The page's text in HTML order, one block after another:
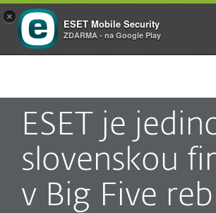
ESET je
slovenskou
v Big Five
×
ESET Mobile Security
ZDARMA - na Google Play